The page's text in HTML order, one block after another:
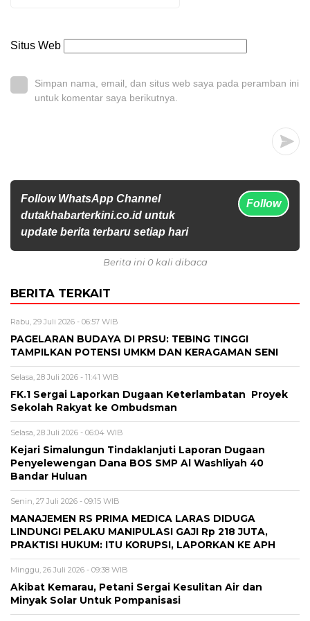
Situs Web
Simpan nama, email, dan situs web saya pada peramban ini
untuk komentar saya berikutnya.
Follow WhatsApp Channel
dutakhabarterkini.co.id untuk
update berita terbaru setiap hari
Follow
Berita ini 0 kali dibaca
BERITA TERKAIT
Rabu, 29 Juli 2026 - 06:57 WIB
PAGELARAN BUDAYA DI PRSU: TEBING TINGGI
TAMPILKAN POTENSI UMKM DAN KERAGAMAN SENI
Selasa, 28 Juli 2026 - 11:41 WIB
FK.1 Sergai Laporkan Dugaan Keterlambatan Proyek
Sekolah Rakyat ke Ombudsman
Selasa, 28 Juli 2026 - 06:04 WIB
Kejari Simalungun Tindaklanjuti Laporan Dugaan
Penyelewengan Dana BOS SMP Al Washliyah 40
Bandar Huluan
Senin, 27 Juli 2026 - 09:15 WIB
MANAJEMEN RS PRIMA MEDICA LARAS DIDUGA
LINDUNGI PELAKU MANIPULASI GAJI Rp 218 JUTA,
PRAKTISI HUKUM: ITU KORUPSI, LAPORKAN KE APH
Minggu, 26 Juli 2026 - 09:38 WIB
Akibat Kemarau, Petani Sergai Kesulitan Air dan
Minyak Solar Untuk Pompanisasi